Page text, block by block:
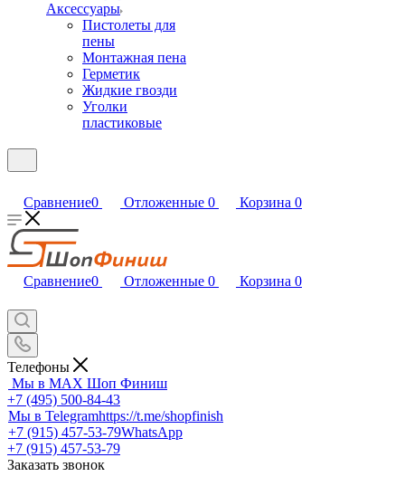
Аксессуары
Пистолеты для
пены
Монтажная пена
Герметик
Жидкие гвозди
Уголки
пластиковые
Сравнение0 Отложенные 0 Корзина 0
Сравнение0 Отложенные 0 Корзина 0
Телефоны
Мы в MAX Шоп Финиш
+7 (495) 500-84-43
Мы в Telegramhttps://t.me/shopfinish
+7 (915) 457-53-79WhatsApp
+7 (915) 457-53-79
Заказать звонок